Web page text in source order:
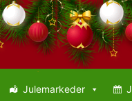
Julemarkeder